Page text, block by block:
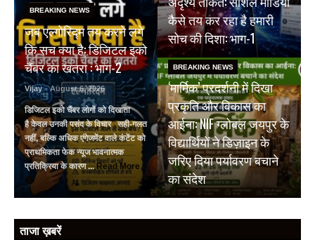
BREAKING NEWS
जब एल्गोरिद्म तय करने लगे
कि सच क्या है: डिजिटल इको
चैंबर का खतरा : भाग-2
Vijay - August 6, 2026
डिजिटल इको चैंबर लोगों को दिखाता
है केवल उनकी पसंद के विचार सही-गलत
नहीं, बल्कि अधिक एंगेजमेंट वाले कंटेंट को
प्राथमिकता फेक न्यूज भावनात्मक
प्रतिक्रिया के कारण ... Read More
कैसे तय कर रहा है हमारी
सोच की दिशा: भाग-1
BREAKING NEWS
‘मार्मिक’ प्रदर्शनी में दिखा
प्रकृति और विकास का
आईना: NIF ग्लोबल जयपुर के
विद्यार्थियों ने डिज़ाइन के
जरिए दिया पर्यावरण बचाने
का संदेश
ताजा ख़बरें